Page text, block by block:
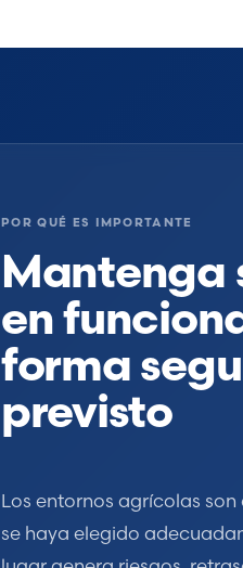
POR QUÉ ES IMPORTANTE
Mantenga
en
forma
previsto
Los entornos agrícolas
se haya elegido